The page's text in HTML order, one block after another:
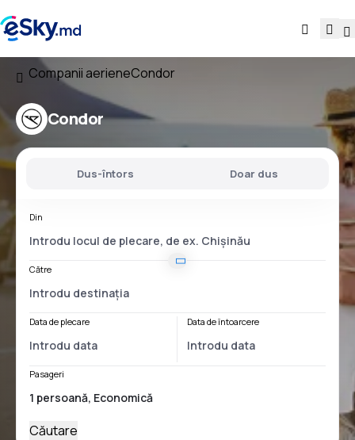
Companii aerieneCondor
Condor
Dus-întors Doar dus
Din
Către
Data de plecare Data de întoarcere
Pasageri
Căutare